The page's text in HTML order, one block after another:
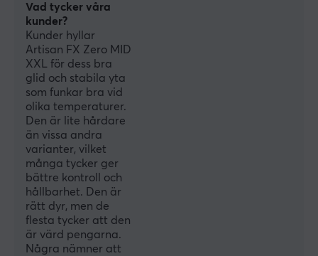
Tjocklek
3 mm
Bredd
500 mm
Djup
490 mm
Vad tycker våra
kunder?
Kunder hyllar
Artisan FX Zero MID
XXL för dess bra
glid och stabila yta
som funkar bra vid
olika temperaturer.
Den är lite hårdare
än vissa andra
varianter, vilket
många tycker ger
bättre kontroll och
hållbarhet. Den är
rätt dyr, men de
flesta tycker att den
är värd pengarna.
Några nämner att